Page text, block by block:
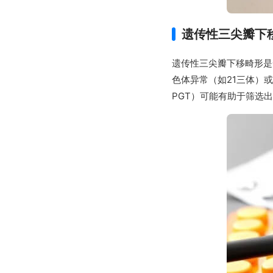
遗传性三尖瓣下
遗传性三尖瓣下移畸形
色体异常（如21三体）
PGT）可能有助于筛选